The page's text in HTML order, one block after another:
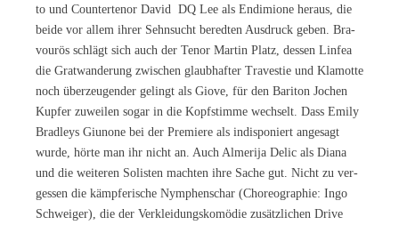
to und Coun­ter­te­nor Da­vid DQ Lee als En­di­mio­ne her­aus, die
bei­de vor al­lem ih­rer Sehn­sucht be­red­ten Aus­druck ge­ben. Bra­
vou­rös schlägt sich auch der Te­nor Mar­tin Platz, des­sen Lin­fea
die Grat­wan­de­rung zwi­schen glaub­haf­ter Tra­ves­tie und Kla­mot­te
noch über­zeu­gen­der ge­lingt als Gio­ve, für den Ba­ri­ton Jo­chen
Kup­fer zu­wei­len so­gar in die Kopf­stim­me wech­selt. Dass Emi­ly
Brad­leys Giuno­ne bei der Pre­mie­re als in­dis­po­niert an­ge­sagt
wur­de, hör­te man ihr nicht an. Auch Al­me­ri­ja De­lic als Dia­na
und die wei­te­ren So­lis­ten mach­ten ihre Sa­che gut. Nicht zu ver­
ges­sen die kämp­fe­ri­sche Nym­phen­schar (Cho­reo­gra­phie: Ingo
Schwei­ger), die der Ver­klei­dungs­ko­mö­die zu­sätz­li­chen Dri­ve